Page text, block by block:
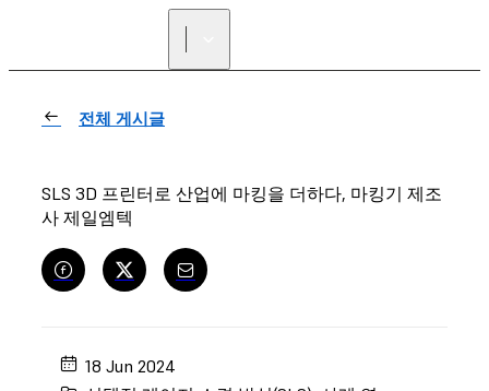
전체 게시글
SLS 3D 프린터로 산업에 마킹을 더하다, 마킹기 제조
사 제일엠텍
18 Jun 2024